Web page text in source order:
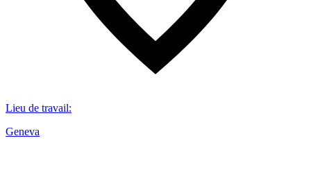
Lieu de travail:
Geneva